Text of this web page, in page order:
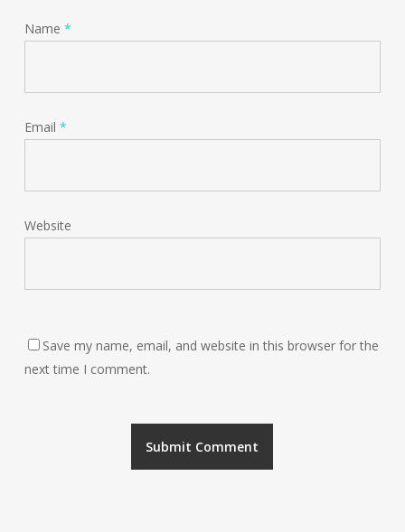
Name *
Email *
Website
Save my name, email, and website in this browser for the
next time I comment.